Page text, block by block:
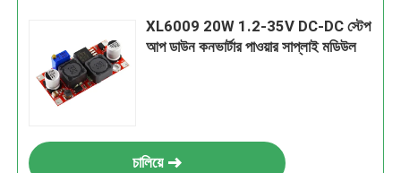
XL6009 20W 1.2-35V DC-DC স্টেপ
আপ ডাউন কনভার্টার পাওয়ার সাপ্লাই মডিউল
চালিয়ে